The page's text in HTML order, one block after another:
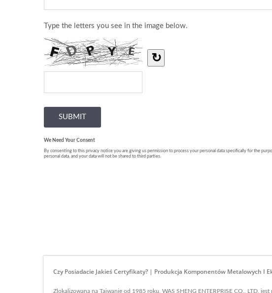
Czy Posiadacie Jakieś Certyfikaty? | Produkcja Komponentów Metalowych I
Zlokalizowana na Tajwanie od 1985 roku, WAS SHENG ENTERPRISE CO., LTD.